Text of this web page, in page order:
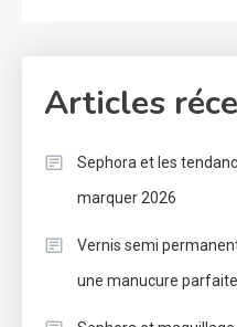
Articles
Sephora et les
marquer 2026
Vernis semi
une manucure parfaite